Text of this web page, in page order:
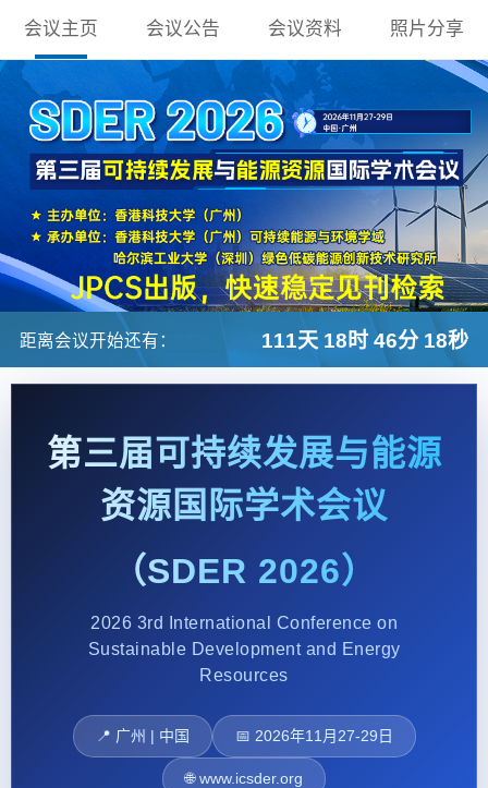
会议主页 会议公告 会议资料 照片分享
距离会议开始还有： 111天 18时 46分 16秒
第三届可持续发展与能源
资源国际学术会议
（SDER 2026）
2026 3rd International Conference on
Sustainable Development and Energy
Resources
📍 广州 | 中国 📅 2026年11月27-29日
🌐 www.icsder.org